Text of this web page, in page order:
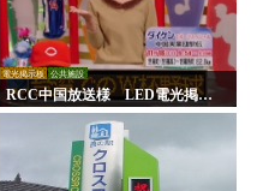
電光掲示板 公共施設
RCC中国放送様 LED電光掲示
板